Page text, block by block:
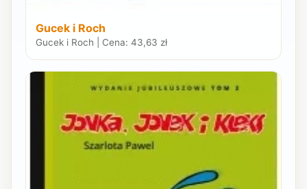
Gucek i Roch
Gucek i Roch | Cena: 43,63 zł